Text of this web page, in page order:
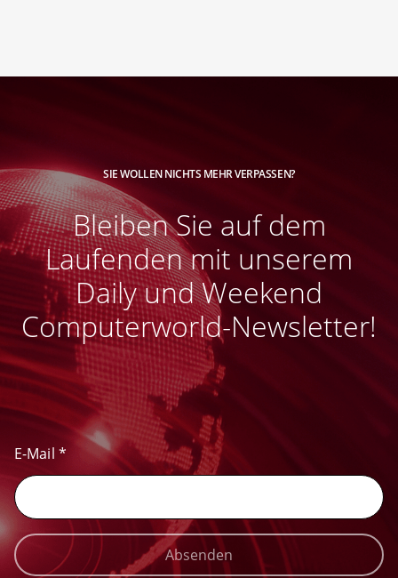
SIE WOLLEN NICHTS MEHR VERPASSEN?
Bleiben Sie auf dem
Laufenden mit unserem
Daily und Weekend
Computerworld-Newsletter!
E-Mail *
Absenden